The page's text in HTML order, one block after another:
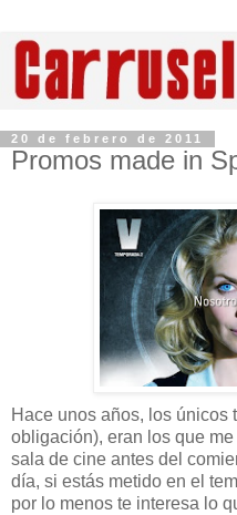
20 de febrero de 2011
Promos made in
Hace unos años, los únicos
obligación), eran los que
sala de cine antes del
día, si estás metido en el
por lo menos te interesa lo